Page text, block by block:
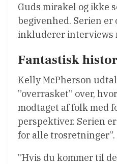
Guds mirakel og ikke
begivenhed. Serien er
inkluderer interviews
Fantastisk
Kelly McPherson
”overrasket” over,
modtaget af folk med
perspektiver. Serien
for alle trosretninger”.
”Hvis du kommer til